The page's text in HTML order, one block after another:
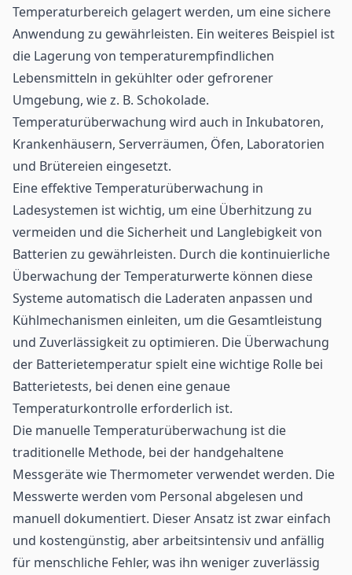
Temperaturbereich gelagert werden, um eine sichere
Anwendung zu gewährleisten. Ein weiteres Beispiel ist
die Lagerung von temperaturempfindlichen
Lebensmitteln in gekühlter oder gefrorener
Umgebung, wie z. B. Schokolade.
Temperaturüberwachung wird auch in Inkubatoren,
Krankenhäusern, Serverräumen, Öfen, Laboratorien
und Brütereien eingesetzt.
Eine effektive Temperaturüberwachung in
Ladesystemen ist wichtig, um eine Überhitzung zu
vermeiden und die Sicherheit und Langlebigkeit von
Batterien zu gewährleisten. Durch die kontinuierliche
Überwachung der Temperaturwerte können diese
Systeme automatisch die Laderaten anpassen und
Kühlmechanismen einleiten, um die Gesamtleistung
und Zuverlässigkeit zu optimieren. Die Überwachung
der Batterietemperatur spielt eine wichtige Rolle bei
Batterietests, bei denen eine genaue
Temperaturkontrolle erforderlich ist.
Die manuelle Temperaturüberwachung ist die
traditionelle Methode, bei der handgehaltene
Messgeräte wie Thermometer verwendet werden. Die
Messwerte werden vom Personal abgelesen und
manuell dokumentiert. Dieser Ansatz ist zwar einfach
und kostengünstig, aber arbeitsintensiv und anfällig
für menschliche Fehler, was ihn weniger zuverlässig